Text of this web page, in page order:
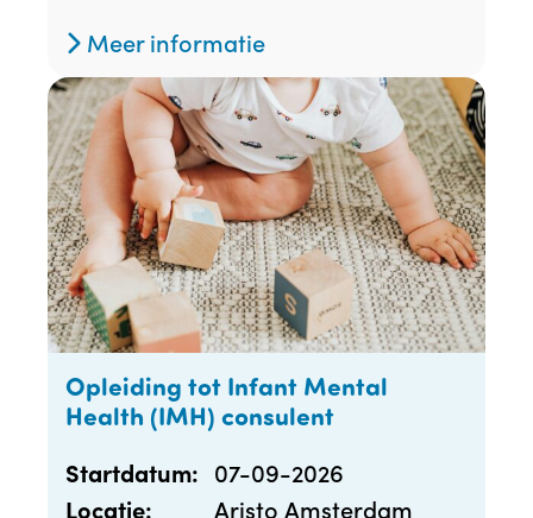
Meer informatie
Opleiding tot Infant Mental
Health (IMH) consulent
Startdatum: 07-09-2026
Locatie: Aristo Amsterdam